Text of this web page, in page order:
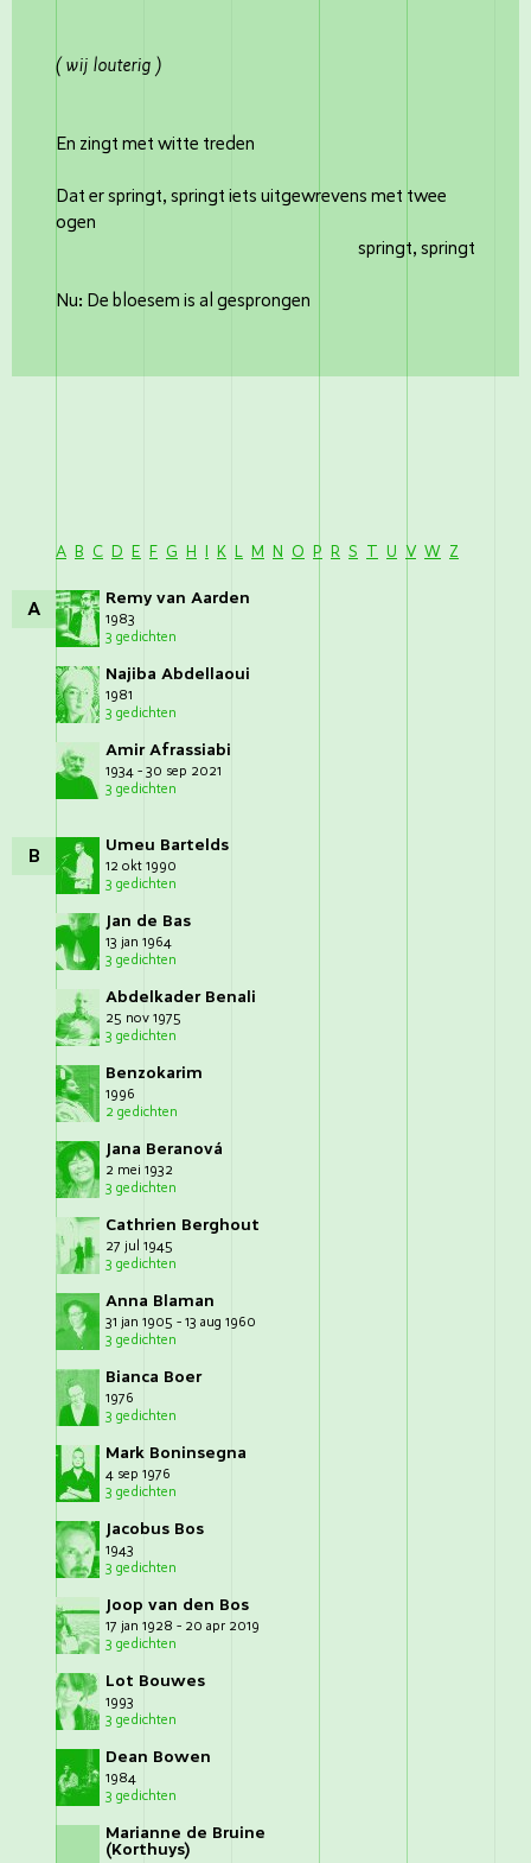
( wij louterig )
En zingt met witte treden
Dat er springt, springt iets uitgewrevens met twee
ogen
springt, springt
Nu: De bloesem is al gesprongen
A B C D E F G H I K L M N O P R S T U V W Z
A Remy van Aarden
1983
3 gedichten
Najiba Abdellaoui
1981
3 gedichten
Amir Afrassiabi
1934 - 30 sep 2021
3 gedichten
B Umeu Bartelds
12 okt 1990
3 gedichten
Jan de Bas
13 jan 1964
3 gedichten
Abdelkader Benali
25 nov 1975
3 gedichten
Benzokarim
1996
2 gedichten
Jana Beranová
2 mei 1932
3 gedichten
Cathrien Berghout
27 jul 1945
3 gedichten
Anna Blaman
31 jan 1905 - 13 aug 1960
3 gedichten
Bianca Boer
1976
3 gedichten
Mark Boninsegna
4 sep 1976
3 gedichten
Jacobus Bos
1943
3 gedichten
Joop van den Bos
17 jan 1928 - 20 apr 2019
3 gedichten
Lot Bouwes
1993
3 gedichten
Dean Bowen
1984
3 gedichten
Marianne de Bruine
(Korthuys)